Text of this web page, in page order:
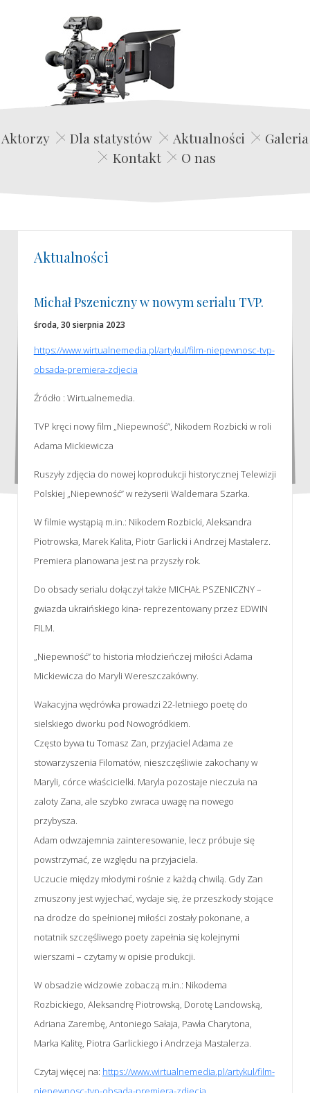
Edwin Film Agencja Aktorska
Aktorzy Dla statystów Aktualności
Galeria
Kontakt
O nas
Aktualności
Michał Pszeniczny w nowym serialu TVP.
środa, 30 sierpnia 2023
https://www.wirtualnemedia.pl/artykul/film-niepewnosc-tvp-
obsada-premiera-zdjecia
Źródło : Wirtualnemedia.
TVP kręci nowy film „Niepewność”, Nikodem Rozbicki w roli
Adama Mickiewicza
Ruszyły zdjęcia do nowej koprodukcji historycznej Telewizji
Polskiej „Niepewność” w reżyserii Waldemara Szarka.
W filmie wystąpią m.in.: Nikodem Rozbicki, Aleksandra
Piotrowska, Marek Kalita, Piotr Garlicki i Andrzej Mastalerz.
Premiera planowana jest na przyszły rok.
Do obsady serialu dołączył także MICHAŁ PSZENICZNY –
gwiazda ukraińskiego kina- reprezentowany przez EDWIN
FILM.
„Niepewność” to historia młodzieńczej miłości Adama
Mickiewicza do Maryli Wereszczakówny.
Wakacyjna wędrówka prowadzi 22-letniego poetę do
sielskiego dworku pod Nowogródkiem.
Często bywa tu Tomasz Zan, przyjaciel Adama ze
stowarzyszenia Filomatów, nieszczęśliwie zakochany w
Maryli, córce właścicielki. Maryla pozostaje nieczuła na
zaloty Zana, ale szybko zwraca uwagę na nowego
przybysza.
Adam odwzajemnia zainteresowanie, lecz próbuje się
powstrzymać, ze względu na przyjaciela.
Uczucie między młodymi rośnie z każdą chwilą. Gdy Zan
zmuszony jest wyjechać, wydaje się, że przeszkody stojące
na drodze do spełnionej miłości zostały pokonane, a
notatnik szczęśliwego poety zapełnia się kolejnymi
wierszami – czytamy w opisie produkcji.
W obsadzie widzowie zobaczą m.in.: Nikodema
Rozbickiego, Aleksandrę Piotrowską, Dorotę Landowską,
Adriana Zarembę, Antoniego Sałaja, Pawła Charytona,
Marka Kalitę, Piotra Garlickiego i Andrzeja Mastalerza.
Czytaj więcej na: https://www.wirtualnemedia.pl/artykul/film-